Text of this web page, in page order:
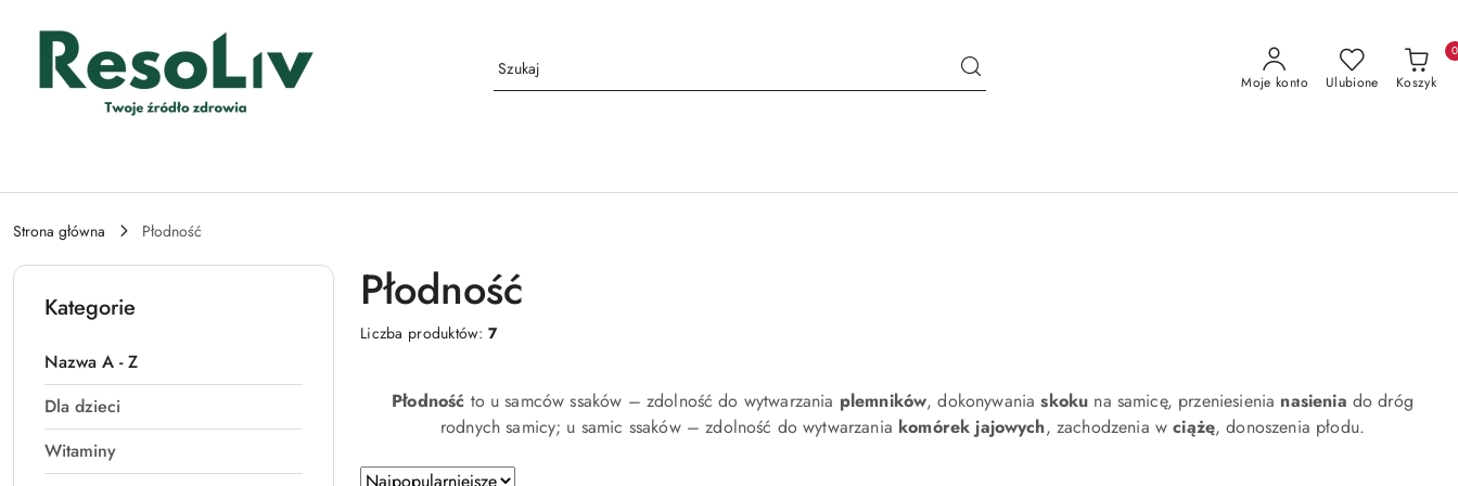
Moje konto Ulubione Koszyk
0
Strona główna Płodność
Kategorie
Nazwa A - Z
Dla dzieci
Witaminy
Płodność
Liczba produktów:7
Płodność to u samców ssaków – zdolność do wytwarzania plemników, dokonywaniaskoku na samicę, przeniesienia nasienia do dróg
rodnych samicy; u samic ssaków – zdolność do wytwarzania komórek jajowych, zachodzenia wciążę, donoszenia płodu.
Zastosowano
Sortuj